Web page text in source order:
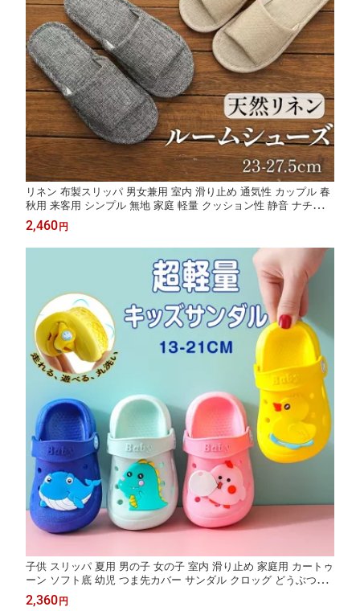
リネン 布製スリッパ 男女兼用 室内 滑り止め 通気性 カップル 春
秋用 来客用 シンプル 無地 家庭 軽量 クッション性 静音 ナチュラ
ル 北欧風 和風 ルームシューズ 耐久性 疲れにくい 歩きやすい 滑
りにくい オールシーズン 春・秋 洗える
2,460円
子供 スリッパ 夏用 男の子 女の子 室内 滑り止め 家庭用 カートゥ
ーン ソフト底 幼児 つま先カバー サンダル クロッグ どうぶつ柄
キッズ ベビー かわいい 通気性 軽量 洗える 耐水性 水遊び プール
ビーチ 脱ぎ履き簡単 滑りにくい 疲れにくい 衝撃吸収
2,360円